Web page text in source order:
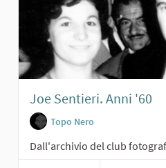
Joe Sentieri. Anni '60
Topo Nero
Dall'archivio del club